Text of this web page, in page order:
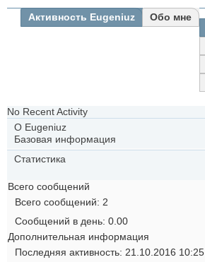
Активность Eugeniuz Обо мне
No Recent Activity
О Eugeniuz
Базовая информация
Статистика
Всего сообщений
Всего сообщений
2
Сообщений в день 0.00
Дополнительная информация
Последняя активность 21.10.2016 10:25